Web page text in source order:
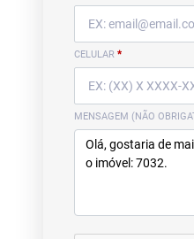
CELULAR *
MENSAGEM (NÃO